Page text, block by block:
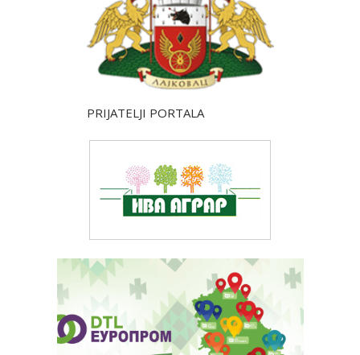
PRIJATELJI PORTALA